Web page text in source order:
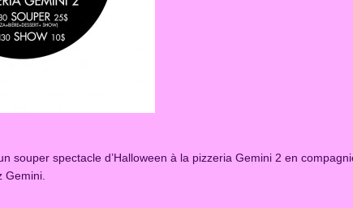
souper spectacle d’Halloween à la pizzeria Gemini 2 en